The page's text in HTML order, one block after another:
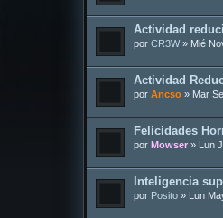
Actividad
por CR3W» Mié
Actividad
por Ancso » Mar
Felicidades
por Mowser » Lun
Inteligencia
por Posito » Lun